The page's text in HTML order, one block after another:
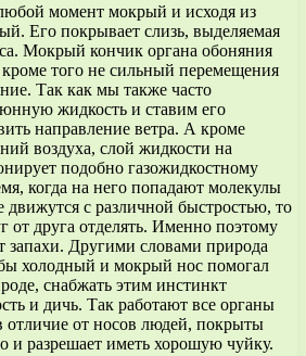
момент мокрый и исходя из
Его покрывает слизь, выделяемая
Мокрый кончик органа обоняния
кроме того не сильный перемещения
Так как мы также часто
жидкость и ставим его
направление ветра. А кроме
воздуха, слой жидкости на
подобно газожидкостному
когда на него попадают молекулы
движутся с различной быстростью, то
от друга отделять. Именно поэтому
запахи. Другими словами природа
холодный и мокрый нос помогал
снабжать этим инстинкт
и дичь. Так работают все органы
отличие от носов людей, покрыты
и разрешает иметь хорошую чуйку.